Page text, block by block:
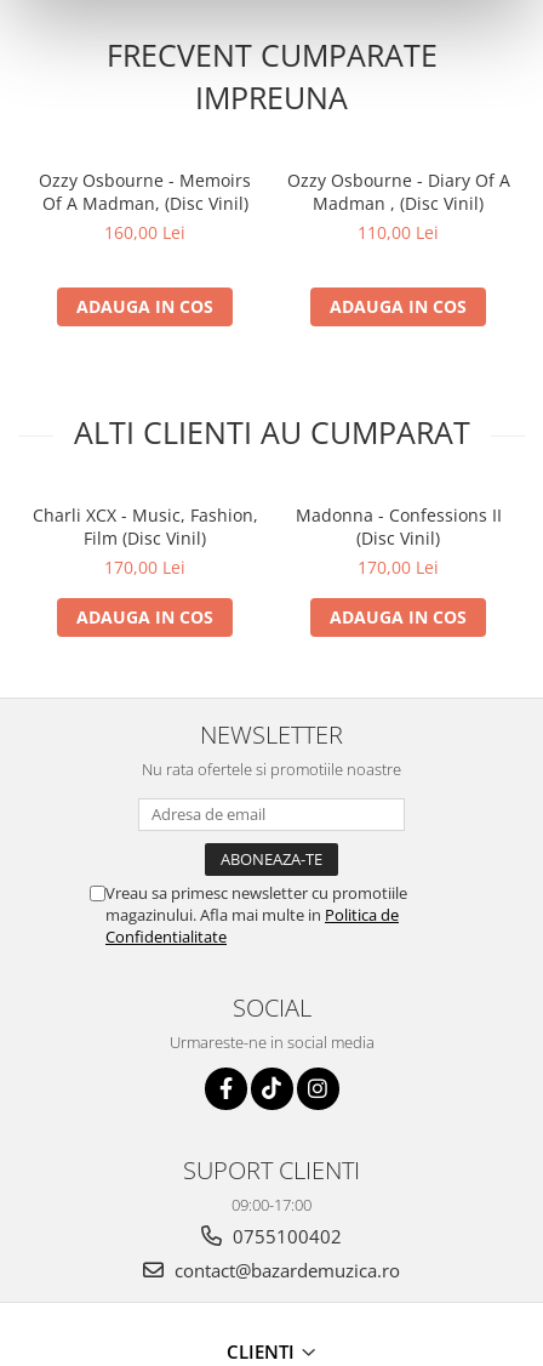
FRECVENT CUMPARATE
IMPREUNA
Ozzy Osbourne - Memoirs
Of A Madman, (Disc Vinil)
160,00 Lei
ADAUGA IN COS
Ozzy Osbourne - Diary Of A
Madman , (Disc Vinil)
110,00 Lei
ADAUGA IN COS
ALTI CLIENTI AU CUMPARAT
Charli XCX - Music, Fashion,
Film (Disc Vinil)
170,00 Lei
ADAUGA IN COS
Madonna - Confessions II
(Disc Vinil)
170,00 Lei
ADAUGA IN COS
NEWSLETTER
Nu rata ofertele si promotiile noastre
Vreau sa primesc newsletter cu promotiile
magazinului. Afla mai multe in Politica de
Confidentialitate
SOCIAL
Urmareste-ne in social media
SUPORT CLIENTI
09:00-17:00
0755100402
contact@bazardemuzica.ro
CLIENTI